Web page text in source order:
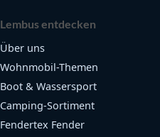
Lembus entdecken
Über uns
Wohnmobil-Themen
Boot & Wassersport
Camping-Sortiment
Fendertex Fender